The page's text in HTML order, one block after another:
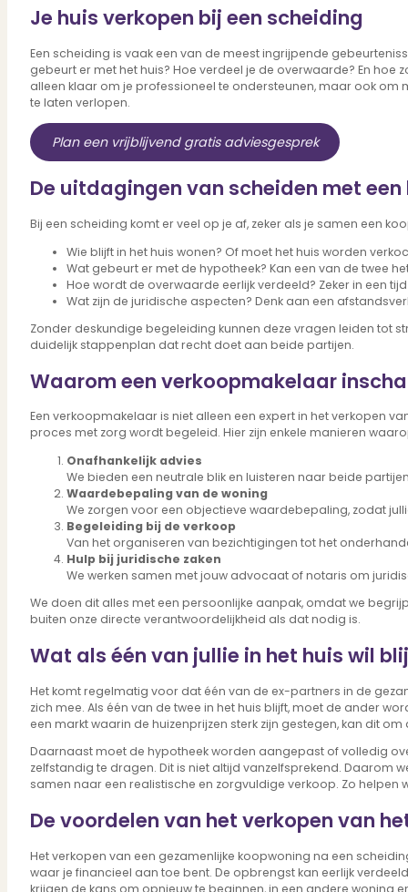
Nieuwbouw projecten
Diensten
Verkoop
Aankoop
Taxatie
Voldoe aan alle wettelijke eisen
Stille Verkoop
Verkoop jouw huis discreet..
Nieuwbouw verkopen
Vraagt om specialistische kennis...
Verhuren
Verhuur & Beheer
Huurwoningen én beheer op maat
Verbouwen
Wil jij jouw huis renoveren? Geen probleem!
Alle diensten
Bekijk het overzicht van alle diensten..
Over PUUR*
Over PUUR*
Wie zijn wij?
Ons team
Leer ons beter kennen..
Werken bij PUUR*
Onze vestigingen
De kracht van 6 vestigingen!
Dit zeggen klanten over ons
Maak gebruik van ons netwerk
Verenigingen
Je huis verkopen bij een scheiding
Een scheiding is vaak een van de meest ingrijpende
gebeurt er met het huis? Hoe verdeel je de overwaarde? En
alleen klaar om je professioneel te ondersteunen, maar ook om
te laten verlopen.
Plan een vrijblijvend gratis adviesgesprek
De uitdagingen van scheiden met
Bij een scheiding komt er veel op je af, zeker als je samen een
Wie blijft in het huis wonen? Of moet het huis worden
Wat gebeurt er met de hypotheek? Kan een van de twee
Hoe wordt de overwaarde eerlijk verdeeld? Zeker in een
Wat zijn de juridische aspecten? Denk aan een
Zonder deskundige begeleiding kunnen deze vragen leiden tot
duidelijk stappenplan dat recht doet aan beide partijen.
Waarom een verkoopmakelaar
Een verkoopmakelaar is niet alleen een expert in het verkopen
proces met zorg wordt begeleid. Hier zijn enkele manieren
Onafhankelijk advies
We bieden een neutrale blik en luisteren naar beide
Waardebepaling van de woning
We zorgen voor een objectieve waardebepaling, zodat
Begeleiding bij de verkoop
Van het organiseren van bezichtigingen tot het
Hulp bij juridische zaken
We werken samen met jouw advocaat of notaris om
We doen dit alles met een persoonlijke aanpak, omdat we
buiten onze directe verantwoordelijkheid als dat nodig is.
Wat als één van jullie in het huis wil
Het komt regelmatig voor dat één van de ex-partners in de
zich mee. Als één van de twee in het huis blijft, moet de ander
een markt waarin de huizenprijzen sterk zijn gestegen, kan dit
Daarnaast moet de hypotheek worden aangepast of volledig
zelfstandig te dragen. Dit is niet altijd vanzelfsprekend. Daarom
samen naar een realistische en zorgvuldige verkoop. Zo
De voordelen van het verkopen van
Het verkopen van een gezamenlijke koopwoning na een
waar je financieel aan toe bent. De opbrengst kan eerlijk
krijgen de kans om opnieuw te beginnen, in een andere woning